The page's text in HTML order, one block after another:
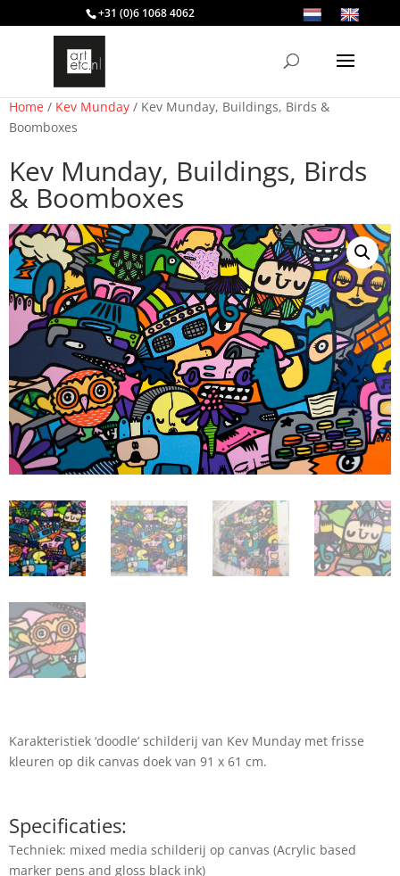
+31 (0)6 1068 4062
Home / Kev Munday / Kev Munday, Buildings, Birds &
Boomboxes
Kev Munday, Buildings, Birds
& Boomboxes
Karakteristiek ‘doodle’ schilderij van Kev Munday met frisse
kleuren op dik canvas doek van 91 x 61 cm.
Specificaties:
Techniek: mixed media schilderij op canvas (Acrylic based
marker pens and gloss black ink)